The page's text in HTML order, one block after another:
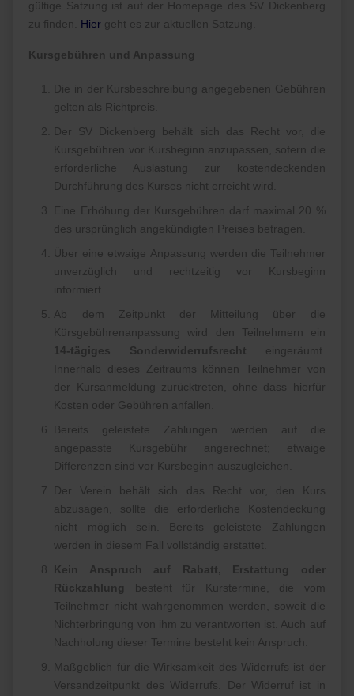
gültige Satzung ist auf der Homepage des SV Dickenberg
zu finden. Hier geht es zur aktuellen Satzung.
Kursgebühren und Anpassung
Die in der Kursbeschreibung angegebenen Gebühren
gelten als Richtpreis.
Der SV Dickenberg behält sich das Recht vor, die
Kursgebühren vor Kursbeginn anzupassen, sofern die
erforderliche Auslastung zur kostendeckenden
Durchführung des Kurses nicht erreicht wird.
Eine Erhöhung der Kursgebühren darf maximal 20 %
des ursprünglich angekündigten Preises betragen.
Über eine etwaige Anpassung werden die Teilnehmer
unverzüglich und rechtzeitig vor Kursbeginn
informiert.
Ab dem Zeitpunkt der Mitteilung über die
Kürsgebührenanpassung wird den Teilnehmern ein
14-tägiges Sonderwiderrufsrecht eingeräumt.
Innerhalb dieses Zeitraums können Teilnehmer von
der Kursanmeldung zurücktreten, ohne dass hierfür
Kosten oder Gebühren anfallen.
Bereits geleistete Zahlungen werden auf die
angepasste Kursgebühr angerechnet; etwaige
Differenzen sind vor Kursbeginn auszugleichen.
Der Verein behält sich das Recht vor, den Kurs
abzusagen, sollte die erforderliche Kostendeckung
nicht möglich sein. Bereits geleistete Zahlungen
werden in diesem Fall vollständig erstattet.
Kein Anspruch auf Rabatt, Erstattung oder
Rückzahlung
besteht für Kurstermine, die vom
Teilnehmer nicht wahrgenommen werden, soweit die
Nichterbringung von ihm zu verantworten ist. Auch auf
Nachholung dieser Termine besteht kein Anspruch.
Maßgeblich für die Wirksamkeit des Widerrufs ist der
Versandzeitpunkt des Widerrufs. Der Widerruf ist in